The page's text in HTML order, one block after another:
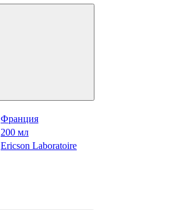
Франция
200 мл
Ericson Laboratoire